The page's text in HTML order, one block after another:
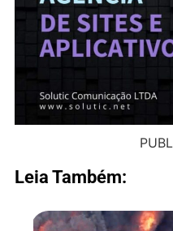
Leia Também: